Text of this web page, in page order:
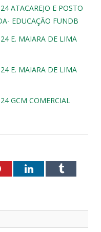
ATACAREJO E POSTO
EDUCAÇÃO FUNDB
E. MAIARA DE LIMA
E. MAIARA DE LIMA
GCM COMERCIAL
PinterestLinkedInTumblr